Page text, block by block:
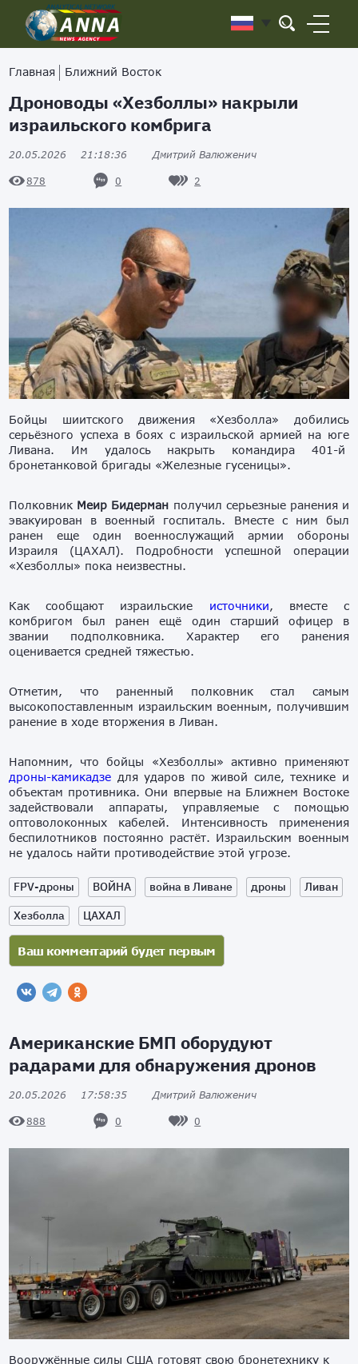
Главная Ближний Восток
Дроноводы «Хезболлы» накрыли
израильского комбрига
20.05.2026 21:18:36 Дмитрий Валюженич
878 0 2
Бойцы шиитского движения «Хезболла» добились
серьёзного успеха в боях с израильской армией на юге
Ливана. Им удалось накрыть командира 401-й
бронетанковой бригады «Железные гусеницы».
Полковник Меир Бидерман получил серьезные ранения и
эвакуирован в военный госпиталь. Вместе с ним был
ранен еще один военнослужащий армии обороны
Израиля (ЦАХАЛ). Подробности успешной операции
«Хезболлы» пока неизвестны.
Как сообщают израильские источники, вместе с
комбригом был ранен ещё один старший офицер в
звании подполковника. Характер его ранения
оценивается средней тяжестью.
Отметим, что раненный полковник стал самым
высокопоставленным израильским военным, получившим
ранение в ходе вторжения в Ливан.
Напомним, что бойцы «Хезболлы» активно применяют
дроны-камикадзе для ударов по живой силе, технике и
объектам противника. Они впервые на Ближнем Востоке
задействовали аппараты, управляемые с помощью
оптоволоконных кабелей. Интенсивность применения
беспилотников постоянно растёт. Израильским военным
не удалось найти противодействие этой угрозе.
FPV-дроны ВОЙНА война в Ливане дроны
Ливан
Хезболла
ЦАХАЛ
Американские БМП оборудуют
радарами для обнаружения дронов
20.05.2026 17:58:35 Дмитрий Валюженич
888 0 0
Вооружённые силы США готовят свою бронетехнику к